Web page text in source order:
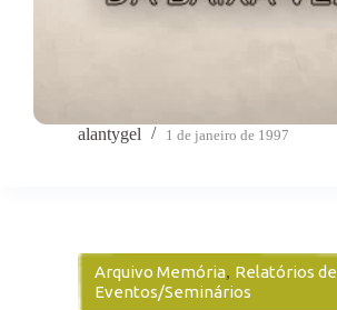
alantygel 1 de janeiro de 1997
Arquivo Memória, Relatórios de
Eventos/Seminários